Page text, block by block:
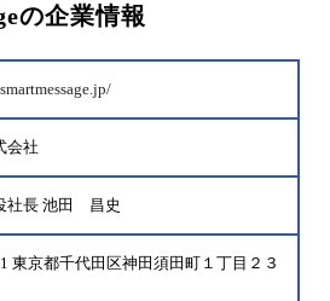
の企業情報
会社
社長 池田 昌史
東京都千代田区神田須田町１丁目２３